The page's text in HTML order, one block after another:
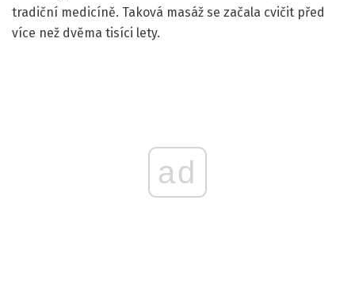
tradiční medicíně. Taková masáž se začala cvičit před
více než dvěma tisíci lety.
ad